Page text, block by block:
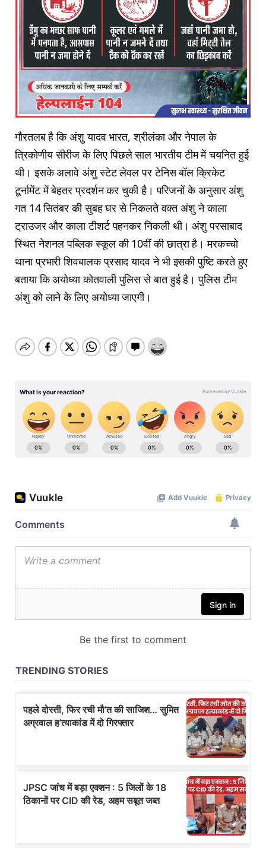
गौरतलब है कि अंशु यादव भारत, श्रीलंका और नेपाल के
त्रिकोणीय सीरीज के लिए पिछले साल भारतीय टीम में चयनित हुई
थी। इसके अलावे अंशु स्टेट लेवल पर टेनिस बॉल क्रिकेट
टूर्नामेंट में बेहतर प्रदर्शन कर चुकी है। परिजनों के अनुसार अंशु
गत 14 सितंबर की सुबह घर से निकलते वक्त अंशु ने काला
ट्राउजर और काला टीशर्ट पहनकर निकली थी। अंशु परसाबाद
स्थित नेशनल पब्लिक स्कूल की 10वीं की छात्रा है। मरकच्चो
थाना प्रभारी शिवबालक प्रसाद यादव ने भी इसकी पुष्टि करते हुए
बताया कि अयोध्या कोतवाली पुलिस से बात हुई है। पुलिस टीम
अंशु को लाने के लिए अयोध्या जाएगी।